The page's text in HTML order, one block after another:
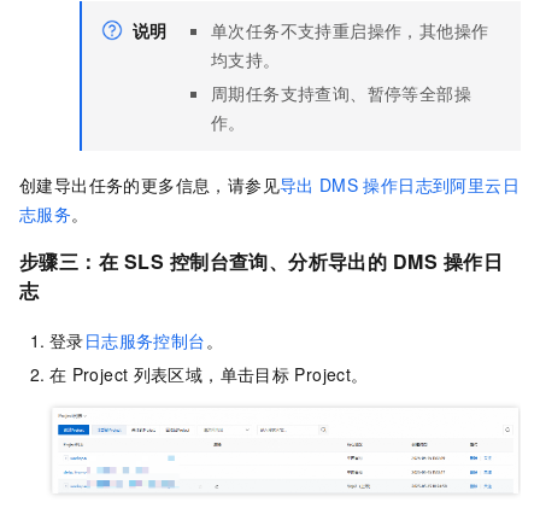
说明
单次任务不支持重启操作，其他操作
均支持。
周期任务支持查询、暂停等全部操
作。
创建导出任务的更多信息，请参见导出 DMS 操作日志到阿里云日
志服务。
步骤三：在 SLS 控制台查询、分析导出的 DMS 操作日
志
登录日志服务控制台。
在 Project 列表区域，单击目标 Project。